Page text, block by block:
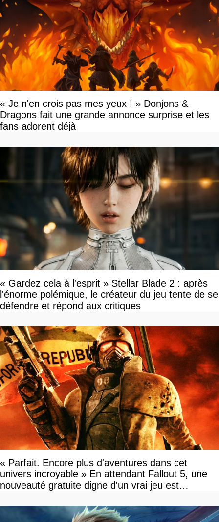
« Je n'en crois pas mes yeux ! » Donjons &
Dragons fait une grande annonce surprise et les
fans adorent déjà
« Gardez cela à l'esprit » Stellar Blade 2 : après
l'énorme polémique, le créateur du jeu tente de se
défendre et répond aux critiques
« Parfait. Encore plus d'aventures dans cet
univers incroyable » En attendant Fallout 5, une
nouveauté gratuite digne d'un vrai jeu est